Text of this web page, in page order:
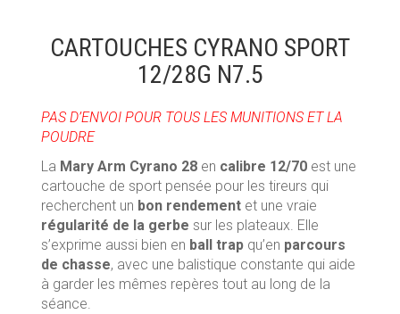
CARTOUCHES CYRANO SPORT
12/28G N7.5
PAS D’ENVOI POUR TOUS LES MUNITIONS ET LA
POUDRE
La Mary Arm Cyrano 28 en calibre 12/70 est une
cartouche de sport pensée pour les tireurs qui
recherchent un bon rendement et une vraie
régularité de la gerbe sur les plateaux. Elle
s’exprime aussi bien en ball trap qu’en parcours
de chasse, avec une balistique constante qui aide
à garder les mêmes repères tout au long de la
séance.